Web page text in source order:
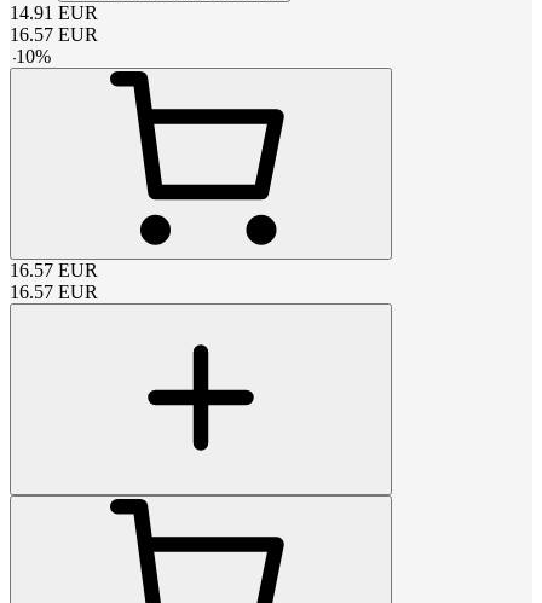
14.91 EUR
16.57 EUR
-10%
16.57 EUR
16.57 EUR